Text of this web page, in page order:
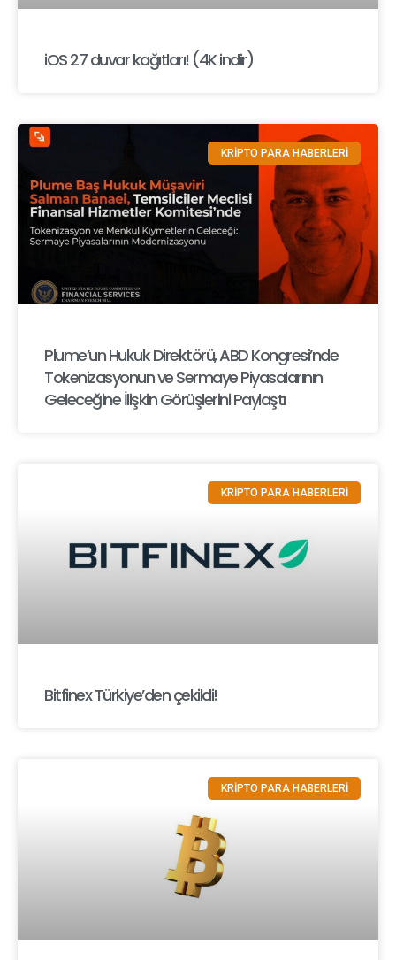
iOS 27 duvar kağıtları! (4K indir)
KRİPTO PARA HABERLERİ
Plume’un Hukuk Direktörü, ABD Kongresi’nde
Tokenizasyonun ve Sermaye Piyasalarının
Geleceğine İlişkin Görüşlerini Paylaştı
KRİPTO PARA HABERLERİ
Bitfinex Türkiye’den çekildi!
KRİPTO PARA HABERLERİ